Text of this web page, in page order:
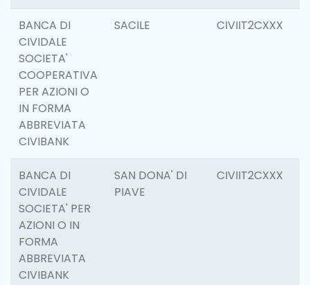
BANCA DI
CIVIDALE
SOCIETA'
COOPERATIVA
PER AZIONI O
IN FORMA
ABBREVIATA
CIVIBANK
SACILE CIVIIT2CXXX
BANCA DI
CIVIDALE
SOCIETA' PER
AZIONI O IN
FORMA
ABBREVIATA
CIVIBANK
SAN DONA' DI
PIAVE
CIVIIT2CXXX